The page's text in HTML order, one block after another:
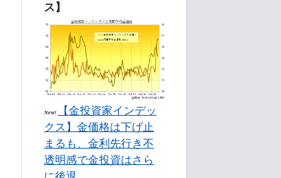
ス】
New!
【金投資家インデッ
クス】金価格は下げ止
まるも、金利先行き不
透明感で金投資はさら